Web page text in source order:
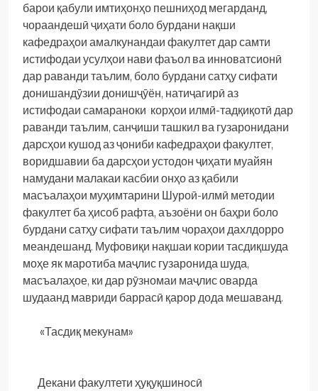
барои қабули имтиҳонҳо пешниҳод мегарданд,
чораандешӣ ҷиҳати боло бурдани нақши
кафедраҳои амалкунандаи факултет дар самти
истифодаи усулҳои нави фаъол ва инноватсионӣ
дар раванди таълим, боло бурдани сатҳу сифати
донишандӯзии донишҷӯён, натиҷагирӣ аз
истифодаи самараноки корҳои илмӣ-тадқиқотӣ дар
раванди таълим, санҷиши ташкил ва гузаронидани
дарсҳои кушод аз ҷониби кафедраҳои факултет,
воридшавии ба дарсҳои устодон ҷиҳати муайян
намудани малакаи касбии онҳо аз қабили
масъалаҳои муҳимтарини Шуроӣ-илмӣ методии
факултет ба ҳисоб рафта, аъзоёни он баҳри боло
бурдани сатҳу сифати таълим чораҳои дахлдорро
меандешанд. Муфовиқи нақшаи кории тасдиқшуда
моҳе як маротиба маҷлис гузаронида шуда,
масъалаҳое, ки дар рӯзномаи маҷлис оварда
шудаанд мавриди баррасӣ қарор дода мешаванд.
«Тасдиқ мекунам»
Декани факултети ҳуқуқшиносӣ